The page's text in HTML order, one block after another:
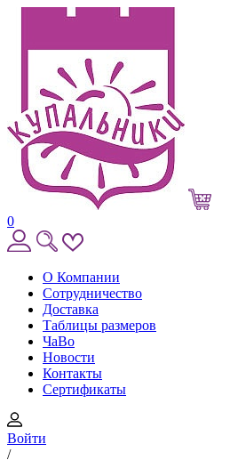
0
О Компании
Сотрудничество
Доставка
Таблицы размеров
ЧаВо
Новости
Контакты
Сертификаты
Войти
/